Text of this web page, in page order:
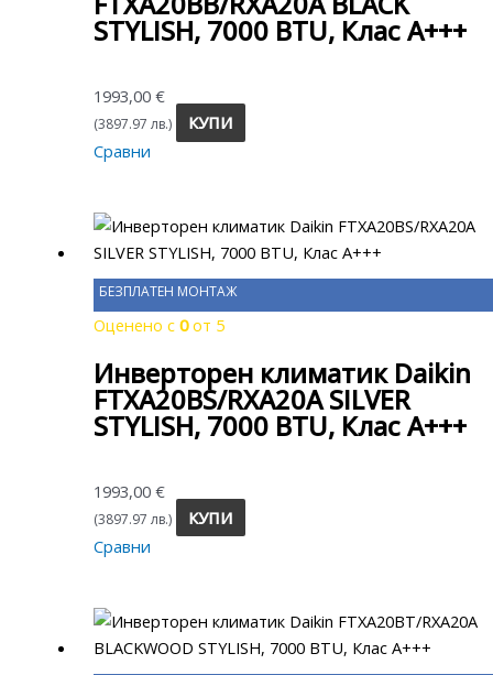
STYLISH, 7000 BTU, Клас A+++
1993,00€
(3897.97 лв.)
КУПИ
Сравни
БЕЗПЛАТЕН МОНТАЖ
Оценено с0от 5
Инверторен климатик Daikin
FTXA20BS/RXA20A SILVER
STYLISH, 7000 BTU, Клас A+++
1993,00€
(3897.97 лв.)
КУПИ
Сравни